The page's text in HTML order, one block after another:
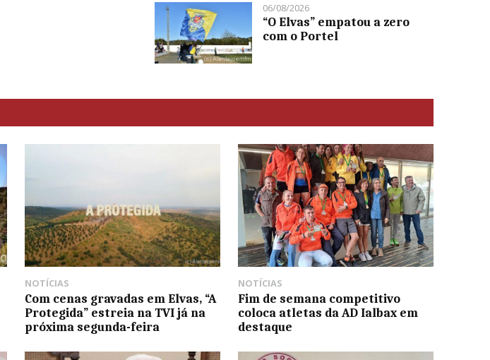
06/08/2026
“O Elvas” empatou a zero
com o Portel
NOTÍCIAS
Com cenas gravadas em Elvas, “A
Protegida” estreia na TVI já na
próxima segunda-feira
NOTÍCIAS
Fim de semana competitivo
coloca atletas da AD Ialbax em
destaque